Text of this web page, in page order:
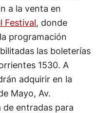
a la venta en
Festival, donde
programación
las boleterías
1530. A
adquirir en la
Mayo, Av.
entradas para